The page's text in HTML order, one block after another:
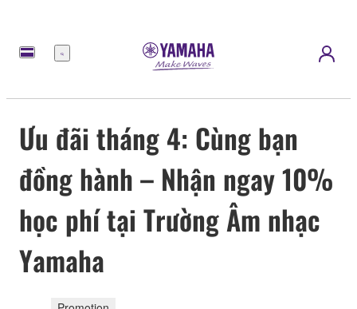
Menu
Ưu đãi tháng 4: Cùng bạn
đồng hành – Nhận ngay 10%
học phí tại Trường Âm nhạc
Yamaha